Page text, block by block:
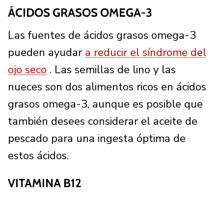
ÁCIDOS GRASOS OMEGA-3
Las fuentes de ácidos grasos omega-3
pueden ayudar a reducir el síndrome del
ojo seco . Las semillas de lino y las
nueces son dos alimentos ricos en ácidos
grasos omega-3, aunque es posible que
también desees considerar el aceite de
pescado para una ingesta óptima de
estos ácidos.
VITAMINA B12